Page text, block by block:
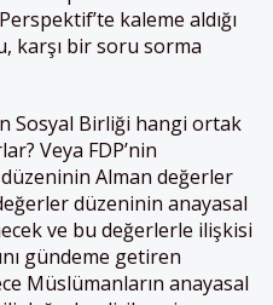
kaleme aldığı
karşı bir soru sorma
Sosyal Birliği hangi ortak
Veya FDP’nin
Alman değerler
düzeninin anayasal
ve bu değerlerle ilişkisi
gündeme getiren
Müslümanların anayasal